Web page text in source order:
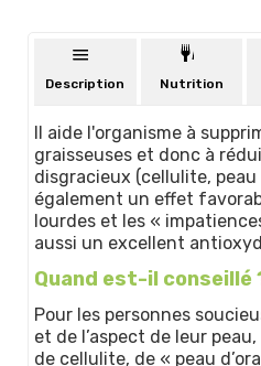
Description Nutrition
Il aide l'organisme à
graisseuses et donc à
disgracieux (cellulite, peau
également un effet
lourdes et les «
aussi un excellent
Quand est-il conseillé
Pour les personnes
et de l’aspect de leur
de cellulite, de « peau